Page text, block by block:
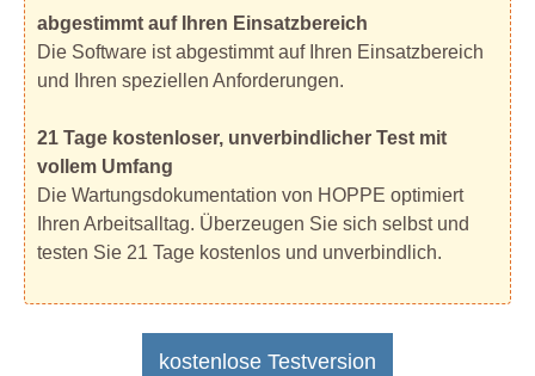
abgestimmt auf Ihren Einsatzbereich
Die Software ist abgestimmt auf Ihren Einsatzbereich
und Ihren speziellen Anforderungen.
21 Tage kostenloser, unverbindlicher Test mit
vollem Umfang
Die Wartungsdokumentation von HOPPE optimiert
Ihren Arbeitsalltag. Überzeugen Sie sich selbst und
testen Sie 21 Tage kostenlos und unverbindlich.
kostenlose Testversion